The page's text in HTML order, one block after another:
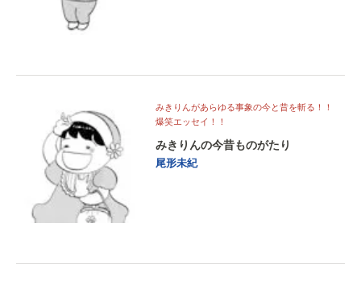
みきりんがあらゆる事象の今と昔を斬る！！
爆笑エッセイ！！
みきりんの今昔ものがたり
尾形未紀